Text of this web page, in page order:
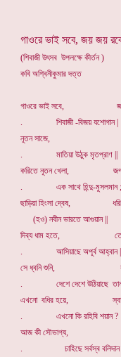
গাওরে ভাই সবে, জয় জয়
(শিবাজী উৎসব উপলক্ষে কীর্তন )
কবি অশ্বিনীকুমার দত্ত
গাওরে ভাই সবে, জয়
. শিবাজী -বিজয় যশোগান |
নূতন সাজে, নূতন
. মাতিয়া উঠুক মৃতপ্রাণ ||
করিতে নূতন খেলা, জগতে
. এক সাথে হিন্দু-মুসলমান ;
ছাড়িয়া হিংসা দ্বেষ, ধরিয়া
(হও) নবীন ভারতে আগুয়ান ||
দিব্য ধাম হতে,
. আসিয়াছে অপূর্ব আহ্বান |
সে ধ্বনি শুনি,
. দেশে দেশে উঠিয়াছে
এখনো বধির হয়ে,
. এখনো কি রহিবি শয়ান ?
আজ কী সৌভাগ্য,
. চাহিছে সর্বস্ব বলিদান